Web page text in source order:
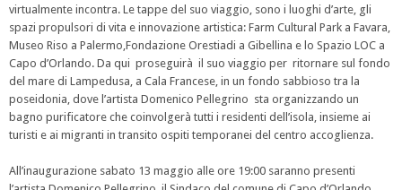
virtualmente incontra. Le tappe del suo viaggio, sono i luoghi d’arte, gli
spazi propulsori di vita e innovazione artistica: Farm Cultural Park a Favara,
Museo Riso a Palermo,Fondazione Orestiadi a Gibellina e lo Spazio LOC a
Capo d’Orlando. Da qui proseguirà il suo viaggio per ritornare sul fondo
del mare di Lampedusa, a Cala Francese, in un fondo sabbioso tra la
poseidonia, dove l’artista Domenico Pellegrino sta organizzando un
bagno purificatore che coinvolgerà tutti i residenti dell’isola, insieme ai
turisti e ai migranti in transito ospiti temporanei del centro accoglienza.
All’inaugurazione sabato 13 maggio alle ore 19:00 saranno presenti